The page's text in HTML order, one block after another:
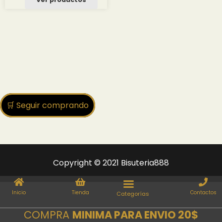
desde
🛒 Seguir comprando
Copyright © 2021 Bisuteria888
Inicio Tienda Contactos
COMPRA MINIMA PARA ENVIO 20$